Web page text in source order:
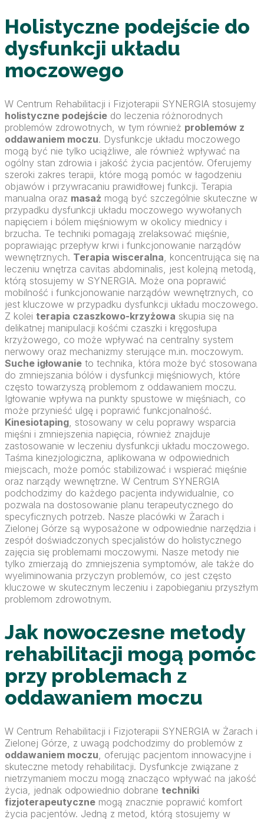
Holistyczne podejście do
dysfunkcji układu
moczowego
W Centrum Rehabilitacji i Fizjoterapii SYNERGIA stosujemy
holistyczne podejście do leczenia różnorodnych
problemów zdrowotnych, w tym również problemów z
oddawaniem moczu. Dysfunkcje układu moczowego
mogą być nie tylko uciążliwe, ale również wpływać na
ogólny stan zdrowia i jakość życia pacjentów. Oferujemy
szeroki zakres terapii, które mogą pomóc w łagodzeniu
objawów i przywracaniu prawidłowej funkcji. Terapia
manualna oraz masaż mogą być szczególnie skuteczne w
przypadku dysfunkcji układu moczowego wywołanych
napięciem i bólem mięśniowym w okolicy miednicy i
brzucha. Te techniki pomagają zrelaksować mięśnie,
poprawiając przepływ krwi i funkcjonowanie narządów
wewnętrznych. Terapia wisceralna , koncentrująca się na
leczeniu wnętrza cavitas abdominalis, jest kolejną metodą,
którą stosujemy w SYNERGIA. Może ona poprawić
mobilność i funkcjonowanie narządów wewnętrznych, co
jest kluczowe w przypadku dysfunkcji układu moczowego.
Z kolei terapia czaszkowo-krzyżowa skupia się na
delikatnej manipulacji kośćmi czaszki i kręgosłupa
krzyżowego, co może wpływać na centralny system
nerwowy oraz mechanizmy sterujące m.in. moczowym.
Suche igłowanie to technika, która może być stosowana
do zmniejszania bólów i dysfunkcji mięśniowych, które
często towarzyszą problemom z oddawaniem moczu.
Igłowanie wpływa na punkty spustowe w mięśniach, co
może przynieść ulgę i poprawić funkcjonalność.
Kinesiotaping , stosowany w celu poprawy wsparcia
mięśni i zmniejszenia napięcia, również znajduje
zastosowanie w leczeniu dysfunkcji układu moczowego.
Taśma kinezjologiczna, aplikowana w odpowiednich
miejscach, może pomóc stabilizować i wspierać mięśnie
oraz narządy wewnętrzne. W Centrum SYNERGIA
podchodzimy do każdego pacjenta indywidualnie, co
pozwala na dostosowanie planu terapeutycznego do
specyficznych potrzeb. Nasze placówki w Żarach i
Zielonej Górze są wyposażone w odpowiednie narzędzia i
zespół doświadczonych specjalistów do holistycznego
zajęcia się problemami moczowymi. Nasze metody nie
tylko zmierzają do zmniejszenia symptomów, ale także do
wyeliminowania przyczyn problemów, co jest często
kluczowe w skutecznym leczeniu i zapobieganiu przyszłym
problemom zdrowotnym.
Jak nowoczesne metody
rehabilitacji mogą pomóc
przy problemach z
oddawaniem moczu
W Centrum Rehabilitacji i Fizjoterapii SYNERGIA w Żarach i
Zielonej Górze, z uwagą podchodzimy do problemów z
oddawaniem moczu, oferując pacjentom innowacyjne i
skuteczne metody rehabilitacji. Dysfunkcje związane z
nietrzymaniem moczu mogą znacząco wpływać na jakość
życia, jednak odpowiednio dobrane techniki
fizjoterapeutyczne mogą znacznie poprawić komfort
życia pacjentów. Jedną z metod, którą stosujemy w